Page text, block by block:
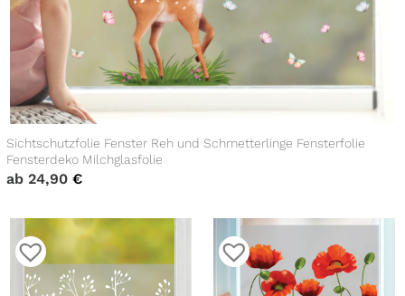
Sichtschutzfolie Fenster Reh und Schmetterlinge Fensterfolie
Fensterdeko Milchglasfolie
ab 24,90 €